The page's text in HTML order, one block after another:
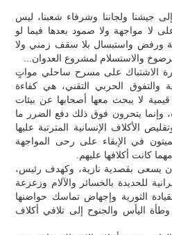
جيشنا ولجاننا وشرفاء شعبنا، ليس
مواجهة ولا صمود بعدها فيما لو
ورفض واستبسال بلا سقف زمني ولا
والاستسلام لمشروع العدوان...
الاشتباك على مسرح ساحلي مواتٍ
والتفوق الحربي التقني، هي كفاءة
لا يبحث معها أصحابها عن بيئات
يتحرون فوق ذلك دفع الضرر ما
الأكلاف الإنسانية المترتبة عليها
في الإبقاء على رحى المواجهة
كانت أكلافها عليهم.
يسعى بقصدية نازية، وكهدف رئيس،
للحديدة بالخسائر والآلام وزعزعة
الثورية وإجهاض تماسك حواضنها
اليأس والجنوح إلى تلافي أكلاف